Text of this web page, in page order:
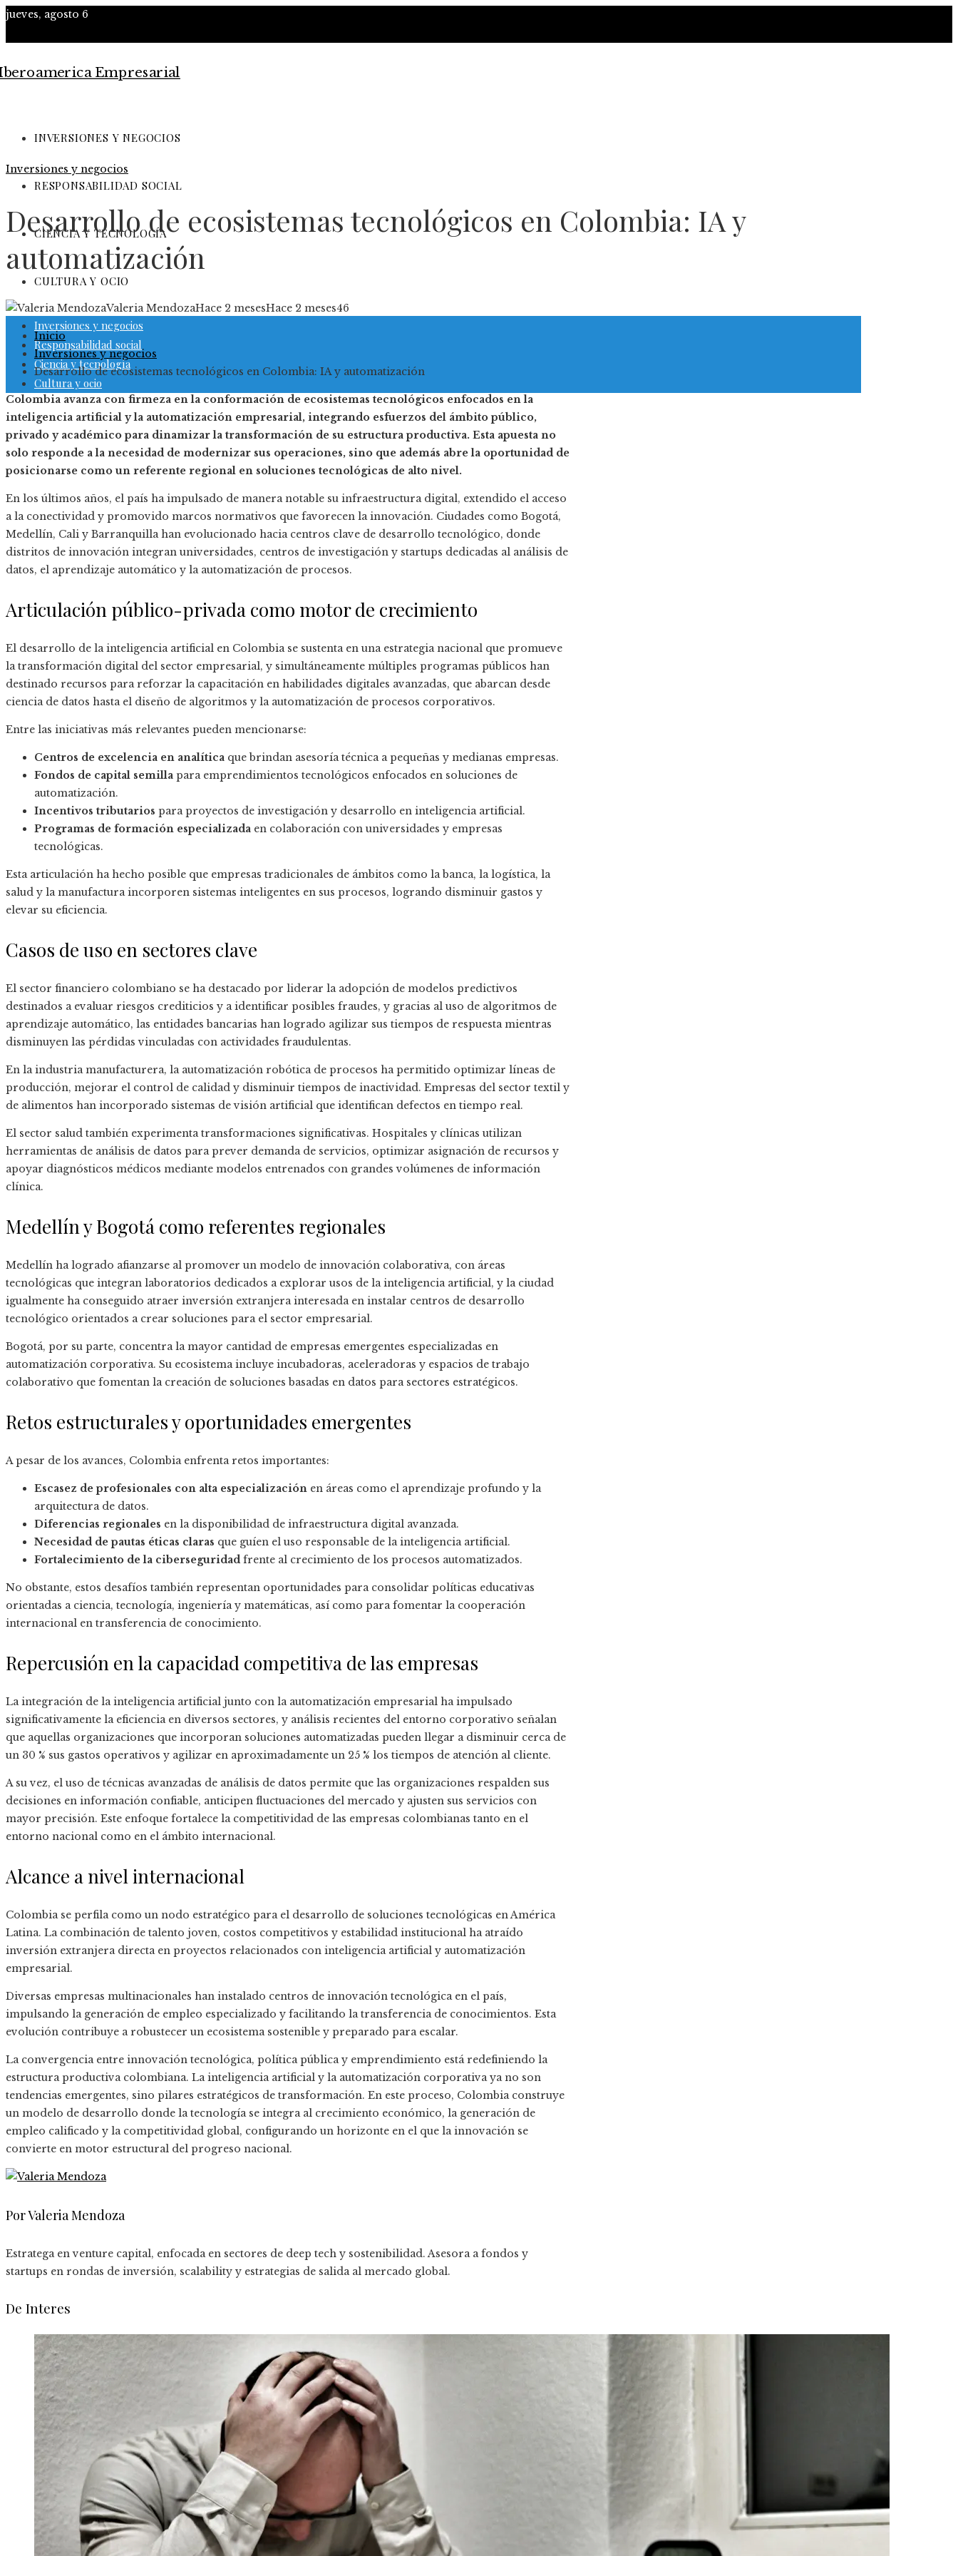
jueves, agosto 6
INVERSIONES Y NEGOCIOS
RESPONSABILIDAD SOCIAL
CIENCIA Y TECNOLOGÍA
CULTURA Y OCIO
Inversiones y negocios
Responsabilidad social
Ciencia y tecnología
Cultura y ocio
Inversiones y negocios
Desarrollo de ecosistemas tecnológicos en Colombia: IA y
automatización
Valeria MendozaHace 2 mesesHace 2 meses46
Inicio
Inversiones y negocios
Desarrollo de ecosistemas tecnológicos en Colombia: IA y automatización
Colombia avanza con firmeza en la conformación de ecosistemas tecnológicos enfocados en la
inteligencia artificial y la automatización empresarial, integrando esfuerzos del ámbito público,
privado y académico para dinamizar la transformación de su estructura productiva. Esta apuesta no
solo responde a la necesidad de modernizar sus operaciones, sino que además abre la oportunidad de
posicionarse como un referente regional en soluciones tecnológicas de alto nivel.
En los últimos años, el país ha impulsado de manera notable su infraestructura digital, extendido el acceso
a la conectividad y promovido marcos normativos que favorecen la innovación. Ciudades como Bogotá,
Medellín, Cali y Barranquilla han evolucionado hacia centros clave de desarrollo tecnológico, donde
distritos de innovación integran universidades, centros de investigación y startups dedicadas al análisis de
datos, el aprendizaje automático y la automatización de procesos.
Articulación público-privada como motor de crecimiento
El desarrollo de la inteligencia artificial en Colombia se sustenta en una estrategia nacional que promueve
la transformación digital del sector empresarial, y simultáneamente múltiples programas públicos han
destinado recursos para reforzar la capacitación en habilidades digitales avanzadas, que abarcan desde
ciencia de datos hasta el diseño de algoritmos y la automatización de procesos corporativos.
Entre las iniciativas más relevantes pueden mencionarse:
Centros de excelencia en analítica que brindan asesoría técnica a pequeñas y medianas empresas.
Fondos de capital semilla para emprendimientos tecnológicos enfocados en soluciones de
automatización.
Incentivos tributarios para proyectos de investigación y desarrollo en inteligencia artificial.
Programas de formación especializada en colaboración con universidades y empresas
tecnológicas.
Esta articulación ha hecho posible que empresas tradicionales de ámbitos como la banca, la logística, la
salud y la manufactura incorporen sistemas inteligentes en sus procesos, logrando disminuir gastos y
elevar su eficiencia.
Casos de uso en sectores clave
El sector financiero colombiano se ha destacado por liderar la adopción de modelos predictivos
destinados a evaluar riesgos crediticios y a identificar posibles fraudes, y gracias al uso de algoritmos de
aprendizaje automático, las entidades bancarias han logrado agilizar sus tiempos de respuesta mientras
disminuyen las pérdidas vinculadas con actividades fraudulentas.
En la industria manufacturera, la automatización robótica de procesos ha permitido optimizar líneas de
producción, mejorar el control de calidad y disminuir tiempos de inactividad. Empresas del sector textil y
de alimentos han incorporado sistemas de visión artificial que identifican defectos en tiempo real.
El sector salud también experimenta transformaciones significativas. Hospitales y clínicas utilizan
herramientas de análisis de datos para prever demanda de servicios, optimizar asignación de recursos y
apoyar diagnósticos médicos mediante modelos entrenados con grandes volúmenes de información
clínica.
Medellín y Bogotá como referentes regionales
Medellín ha logrado afianzarse al promover un modelo de innovación colaborativa, con áreas
tecnológicas que integran laboratorios dedicados a explorar usos de la inteligencia artificial, y la ciudad
igualmente ha conseguido atraer inversión extranjera interesada en instalar centros de desarrollo
tecnológico orientados a crear soluciones para el sector empresarial.
Bogotá, por su parte, concentra la mayor cantidad de empresas emergentes especializadas en
automatización corporativa. Su ecosistema incluye incubadoras, aceleradoras y espacios de trabajo
colaborativo que fomentan la creación de soluciones basadas en datos para sectores estratégicos.
Retos estructurales y oportunidades emergentes
A pesar de los avances, Colombia enfrenta retos importantes:
Escasez de profesionales con alta especialización en áreas como el aprendizaje profundo y la
arquitectura de datos.
Diferencias regionales en la disponibilidad de infraestructura digital avanzada.
Necesidad de pautas éticas claras que guíen el uso responsable de la inteligencia artificial.
Fortalecimiento de la ciberseguridad frente al crecimiento de los procesos automatizados.
No obstante, estos desafíos también representan oportunidades para consolidar políticas educativas
orientadas a ciencia, tecnología, ingeniería y matemáticas, así como para fomentar la cooperación
internacional en transferencia de conocimiento.
Repercusión en la capacidad competitiva de las empresas
La integración de la inteligencia artificial junto con la automatización empresarial ha impulsado
significativamente la eficiencia en diversos sectores, y análisis recientes del entorno corporativo señalan
que aquellas organizaciones que incorporan soluciones automatizadas pueden llegar a disminuir cerca de
un 30 % sus gastos operativos y agilizar en aproximadamente un 25 % los tiempos de atención al cliente.
A su vez, el uso de técnicas avanzadas de análisis de datos permite que las organizaciones respalden sus
decisiones en información confiable, anticipen fluctuaciones del mercado y ajusten sus servicios con
mayor precisión. Este enfoque fortalece la competitividad de las empresas colombianas tanto en el
entorno nacional como en el ámbito internacional.
Alcance a nivel internacional
Colombia se perfila como un nodo estratégico para el desarrollo de soluciones tecnológicas en América
Latina. La combinación de talento joven, costos competitivos y estabilidad institucional ha atraído
inversión extranjera directa en proyectos relacionados con inteligencia artificial y automatización
empresarial.
Diversas empresas multinacionales han instalado centros de innovación tecnológica en el país,
impulsando la generación de empleo especializado y facilitando la transferencia de conocimientos. Esta
evolución contribuye a robustecer un ecosistema sostenible y preparado para escalar.
La convergencia entre innovación tecnológica, política pública y emprendimiento está redefiniendo la
estructura productiva colombiana. La inteligencia artificial y la automatización corporativa ya no son
tendencias emergentes, sino pilares estratégicos de transformación. En este proceso, Colombia construye
un modelo de desarrollo donde la tecnología se integra al crecimiento económico, la generación de
empleo calificado y la competitividad global, configurando un horizonte en el que la innovación se
convierte en motor estructural del progreso nacional.
Por Valeria Mendoza
Estratega en venture capital, enfocada en sectores de deep tech y sostenibilidad. Asesora a fondos y
startups en rondas de inversión, scalability y estrategias de salida al mercado global.
De Interes